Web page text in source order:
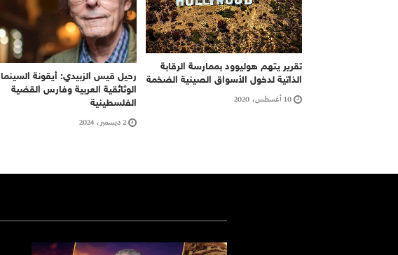
تقرير يتهم هوليوود بممارسة الرقابة
الذاتية لدخول الأسواق الصينية الضخمة
10 أغسطس، 2020
رحيل قيس الزبيدي: أيقونة السينما
الوثائقية العربية وفارس القضية
الفلسطينية
2 ديسمبر، 2024